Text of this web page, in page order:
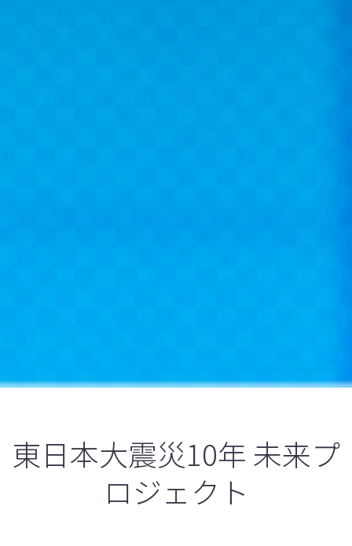
東日本大震災10年 未来プ
ロジェクト